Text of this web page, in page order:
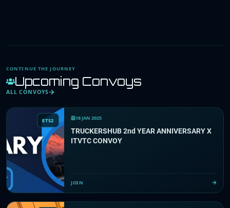
CONTINUE THE JOURNEY
Upcoming Convoys
ALL CONVOYS
ETS2 18 JAN 2025
TRUCKERSHUB 2nd YEAR ANNIVERSARY X
ITVTC CONVOY
JOIN